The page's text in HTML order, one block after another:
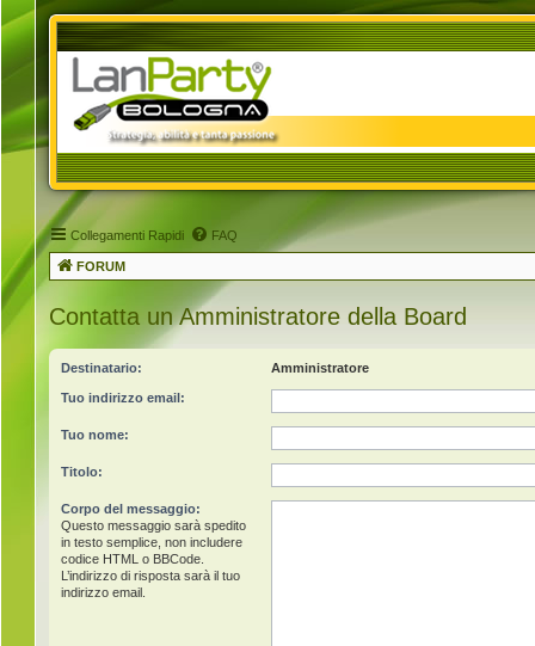
Collegamenti Rapidi FAQ
FORUM
Contatta un Amministratore della Board
Destinatario: Amministratore
Tuo indirizzo email:
Tuo nome:
Titolo:
Corpo del messaggio:
Questo messaggio sarà spedito
in testo semplice, non includere
codice HTML o BBCode.
L’indirizzo di risposta sarà il tuo
indirizzo email.